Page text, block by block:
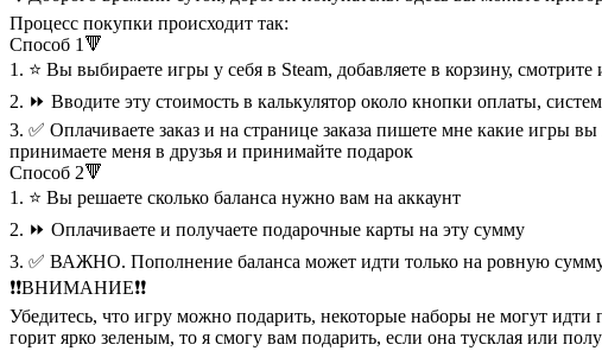
Процесс покупки происходит так:
Способ 1🔻
1. ⭐ Вы выбираете игры у себя в Steam, добавляете в корзину, смотрите
2. ⏩ Вводите эту стоимость в калькулятор около кнопки оплаты,
3. ✅ Оплачиваете заказ и на странице заказа пишете мне какие
принимаете меня в друзья и принимайте подарок
Способ 2🔻
1. ⭐ Вы решаете сколько баланса нужно вам на аккаунт
2. ⏩ Оплачиваете и получаете подарочные карты на эту сумму
3. ✅ ВАЖНО. Пополнение баланса может идти только на ровную
❗❗ВНИМАНИЕ❗❗
Убедитесь, что игру можно подарить, некоторые наборы не могут
горит ярко зеленым, то я смогу вам подарить, если она тусклая или